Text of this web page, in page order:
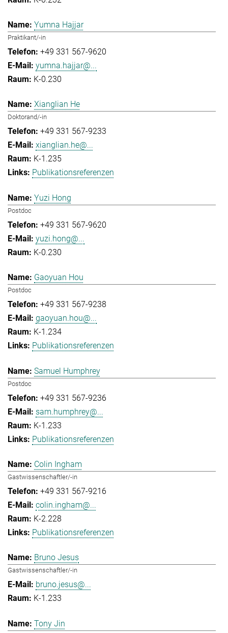
Yumna Hajjar
Praktikant/-in
+49 331 567-9620
yumna.hajjar@...
K-0.230
Xianglian He
Doktorand/-in
+49 331 567-9233
xianglian.he@...
K-1.235
Publikationsreferenzen
Yuzi Hong
Postdoc
+49 331 567-9620
yuzi.hong@...
K-0.230
Gaoyuan Hou
Postdoc
+49 331 567-9238
gaoyuan.hou@...
K-1.234
Publikationsreferenzen
Samuel Humphrey
Postdoc
+49 331 567-9236
sam.humphrey@...
K-1.233
Publikationsreferenzen
Colin Ingham
Gastwissenschaftler/-in
+49 331 567-9216
colin.ingham@...
K-2.228
Publikationsreferenzen
Bruno Jesus
Gastwissenschaftler/-in
bruno.jesus@...
K-1.233
Tony Jin